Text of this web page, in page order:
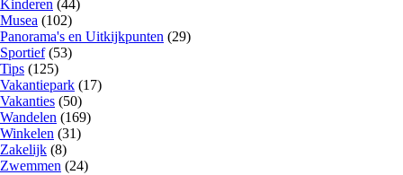
Kinderen (44)
Musea (102)
Panorama's en Uitkijkpunten (29)
Sportief(53)
Tips (125)
Vakantiepark (17)
Vakanties (50)
Wandelen (169)
Winkelen (31)
Zakelijk (8)
Zwemmen (24)